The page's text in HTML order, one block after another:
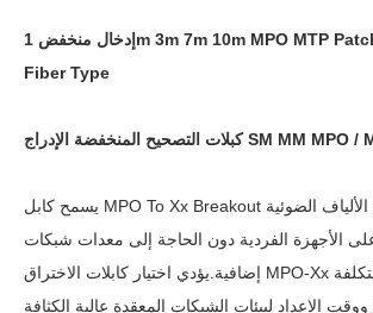
إدخال منخفض 1m 3m 7m 10m MPO MTP Patch Cable SM MM
Fiber Type
يسمح كابل MPO To Xx Breakout بإعادة توزيع الألياف الضوئية
الأجهزة الفردية دون الحاجة إلى معدات شبكات
إضافية.يؤدي اختيار كابلات الاختراق MPO-Xx إلى تقليل التكلفة